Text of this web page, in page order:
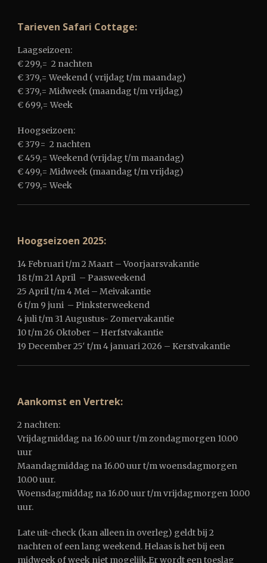
Tarieven Safari Cottage:
Laagseizoen:
€ 299,= 2 nachten
€ 379,= Weekend ( vrijdag t/m maandag)
€ 379,= Midweek (maandag t/m vrijdag)
€ 699,= Week
Hoogseizoen:
€ 379= 2 nachten
€ 459,= Weekend (vrijdag t/m maandag)
€ 499,= Midweek (maandag t/m vrijdag)
€ 799,= Week
Hoogseizoen 2025:
14 Februari t/m 2 Maart – Voorjaarsvakantie
18 t/m 21 April – Paasweekend
25 April t/m 4 Mei – Meivakantie
6 t/m 9 juni – Pinksterweekend
4 juli t/m 31 Augustus- Zomervakantie
10 t/m 26 Oktober – Herfstvakantie
19 December 25′ t/m 4 januari 2026 – Kerstvakantie
Aankomst en Vertrek:
2 nachten:
Vrijdagmiddag na 16.00 uur t/m zondagmorgen 10.00
uur
Maandagmiddag na 16.00 uur t/m woensdagmorgen
10.00 uur.
Woensdagmiddag na 16.00 uur t/m vrijdagmorgen 10.00
uur.
Late uit-check (kan alleen in overleg) geldt bij 2
nachten of een lang weekend. Helaas is het bij een
midweek of week niet mogelijk.Er wordt een toeslag